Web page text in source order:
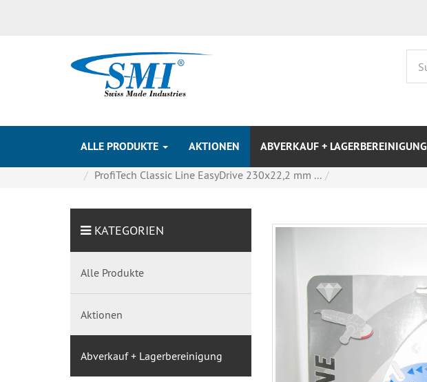
ALLE PRODUKTE AKTIONEN ABVERKAUF + LAGERBEREINIGUNG
ProfiTech Classic Line EasyDrive 230x22,2 mm ...
KATEGORIEN
Alle Produkte
Aktionen
Abverkauf + Lagerbereinigung